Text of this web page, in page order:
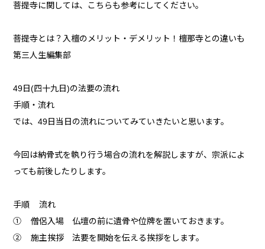
菩提寺に関しては、こちらも参考にしてください。
菩提寺とは？入檀のメリット・デメリット！檀那寺との違いも
第三人生編集部
49日(四十九日)の法要の流れ
手順・流れ
では、49日当日の流れについてみていきたいと思います。
今回は納骨式を執り行う場合の流れを解説しますが、宗派によ
っても前後したりします。
手順 流れ
① 僧侶入場 仏壇の前に遺骨や位牌を置いておきます。
② 施主挨拶 法要を開始を伝える挨拶をします。